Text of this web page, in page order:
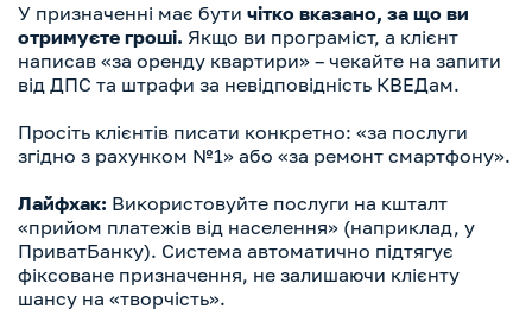
У призначенні має бути чітко вказано, за що ви
отримуєте гроші. Якщо ви програміст, а клієнт
написав «за оренду квартири» – чекайте на запити
від ДПС та штрафи за невідповідність КВЕДам.
Просіть клієнтів писати конкретно: «за послуги
згідно з рахунком №1» або «за ремонт смартфону».
Лайфхак: Використовуйте послуги на кшталт
«прийом платежів від населення» (наприклад, у
ПриватБанку). Система автоматично підтягує
фіксоване призначення, не залишаючи клієнту
шансу на «творчість».